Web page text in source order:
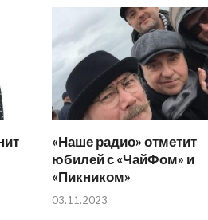
«Наше радио» отметит
юбилей с «ЧайФом» и
«Пикником»
03.11.2023